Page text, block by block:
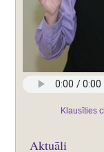
Klausīties
Aktuāli